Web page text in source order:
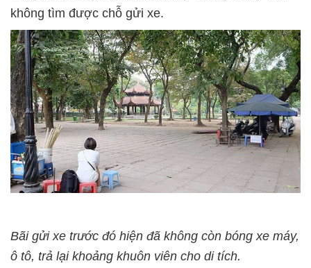
không tìm được chỗ gửi xe.
Bãi gửi xe trước đó hiện đã không còn bóng xe máy,
ô tô, trả lại khoảng khuôn viên cho di tích.